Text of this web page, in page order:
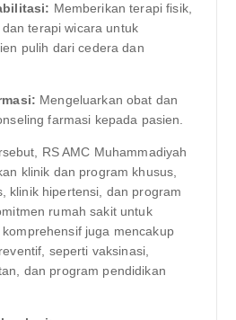
Memberikan terapi fisik,
terapi wicara untuk
pulih dari cedera dan
Mengeluarkan obat dan
farmasi kepada pasien.
RS AMC Muhammadiyah
klinik dan program khusus,
klinik hipertensi, dan program
rumah sakit untuk
juga mencakup
seperti vaksinasi,
dan program pendidikan